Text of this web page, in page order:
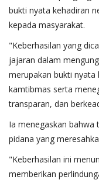
bukti nyata kehadiran
kepada masyarakat.
"Keberhasilan yang
jajaran dalam
merupakan bukti
kamtibmas serta
transparan, dan
Ia menegaskan bahwa
pidana yang
"Keberhasilan ini
memberikan